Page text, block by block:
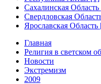
Сахалинская
Свердловская
Ярославская Область
Главная
Религия в светском
Новости
Экстремизм
2009